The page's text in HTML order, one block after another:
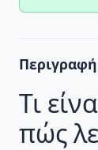
Τι
πώς